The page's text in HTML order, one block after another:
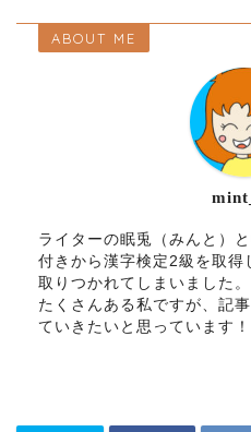
ABOUT ME
ライターの眠兎（みんと）
付きから漢字検定2級を取得
取りつかれてしまいました
たくさんある私ですが、記
ていきたいと思っています！